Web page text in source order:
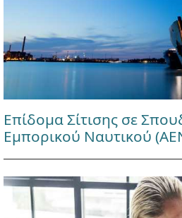
Επίδομα Σίτισης σε
Εμπορικού Ναυτικού